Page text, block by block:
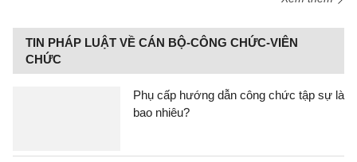
TIN PHÁP LUẬT VỀ CÁN BỘ-CÔNG CHỨC-VIÊN
CHỨC
Phụ cấp hướng dẫn công chức tập sự là
bao nhiêu?